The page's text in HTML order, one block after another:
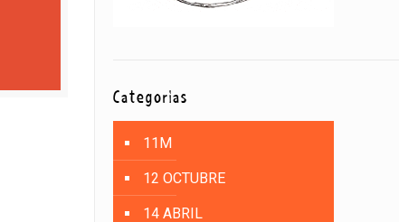
Categorías
11M
12 OCTUBRE
14 ABRIL